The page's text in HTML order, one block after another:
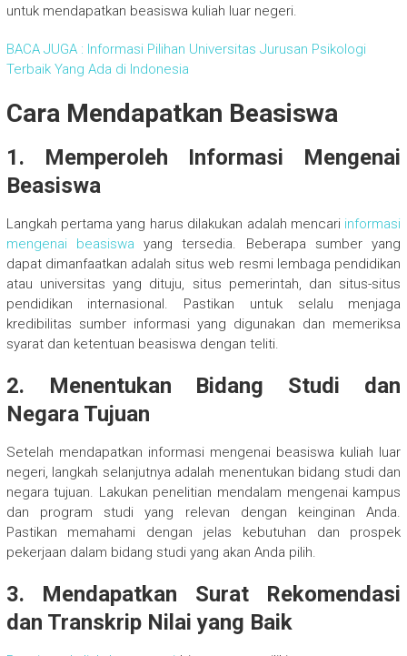
untuk mendapatkan beasiswa kuliah luar negeri.
BACA JUGA : Informasi Pilihan Universitas Jurusan Psikologi
Terbaik Yang Ada di Indonesia
Cara Mendapatkan Beasiswa
1. Memperoleh Informasi Mengenai
Beasiswa
Langkah pertama yang harus dilakukan adalah mencari informasi
mengenai beasiswa yang tersedia. Beberapa sumber yang
dapat dimanfaatkan adalah situs web resmi lembaga pendidikan
atau universitas yang dituju, situs pemerintah, dan situs-situs
pendidikan internasional. Pastikan untuk selalu menjaga
kredibilitas sumber informasi yang digunakan dan memeriksa
syarat dan ketentuan beasiswa dengan teliti.
2. Menentukan Bidang Studi dan
Negara Tujuan
Setelah mendapatkan informasi mengenai beasiswa kuliah luar
negeri, langkah selanjutnya adalah menentukan bidang studi dan
negara tujuan. Lakukan penelitian mendalam mengenai kampus
dan program studi yang relevan dengan keinginan Anda.
Pastikan memahami dengan jelas kebutuhan dan prospek
pekerjaan dalam bidang studi yang akan Anda pilih.
3. Mendapatkan Surat Rekomendasi
dan Transkrip Nilai yang Baik